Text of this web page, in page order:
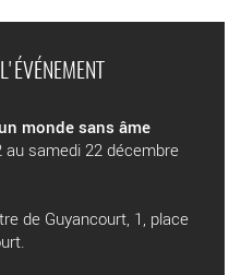
monde sans âme
samedi 22 décembre
de Guyancourt, 1, place